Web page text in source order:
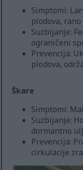
Simptomi:
plodova,
Suzbijanje:
ograničeni
Prevencija:
plodova,
Škare
Simptomi:
Suzbijanje:
dormantno
Prevencija:
cirkulacije